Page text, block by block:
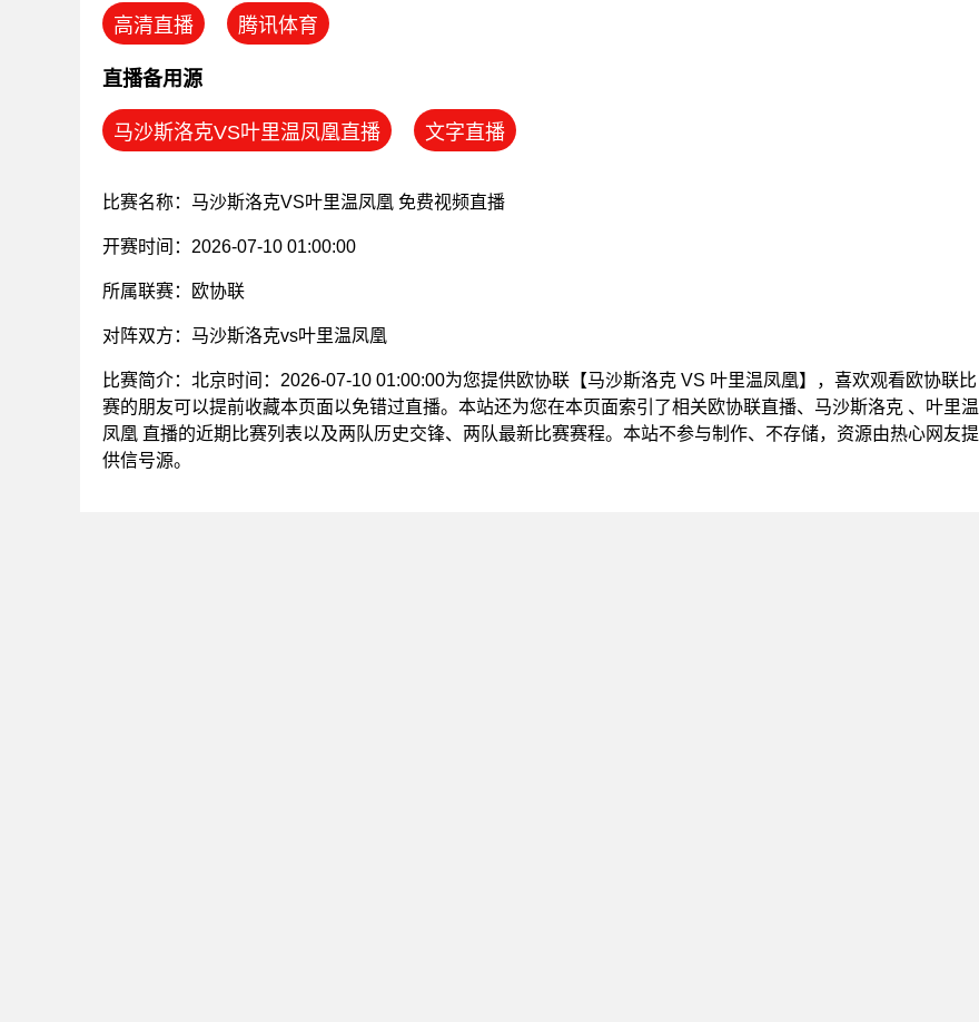
高清直播 腾讯体育
直播备用源
马沙斯洛克VS叶里温凤凰直播 文字直播
比赛名称：马沙斯洛克VS叶里温凤凰 免费视频直播
开赛时间：2026-07-10 01:00:00
所属联赛： 欧协联
对阵双方：马沙斯洛克vs叶里温凤凰
比赛简介：北京时间：2026-07-10 01:00:00为您提供欧协联【马沙斯洛克 VS 叶里温凤凰】，喜欢观看欧协联比
赛的朋友可以提前收藏本页面以免错过直播。本站还为您在本页面索引了相关欧协联直播、马沙斯洛克 、叶里温
凤凰 直播的近期比赛列表以及两队历史交锋、两队最新比赛赛程。本站不参与制作、不存储，资源由热心网友提
供信号源。